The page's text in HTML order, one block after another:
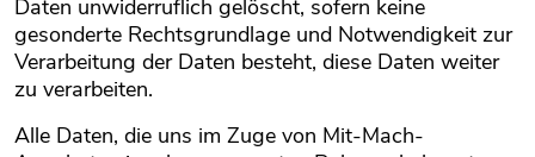
Daten unwiderruflich gelöscht, sofern keine
gesonderte Rechtsgrundlage und Notwendigkeit zur
Verarbeitung der Daten besteht, diese Daten weiter
zu verarbeiten.
Alle Daten, die uns im Zuge von Mit-Mach-